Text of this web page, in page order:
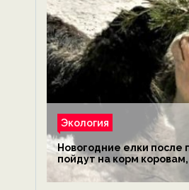
Экология
Новогодние елки после
пойдут на корм
обезьянам, львам и
экологии на ECOportal